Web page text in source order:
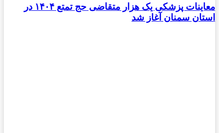
معاینات پزشکی یک هزار متقاضی حج تمتع ۱۴۰۴ در
استان سمنان آغاز شد